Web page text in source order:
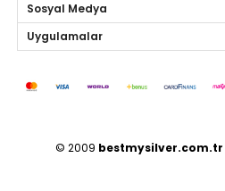
Sosyal Medya
Uygulamalar
© 2009 bestmysilver.com.tr